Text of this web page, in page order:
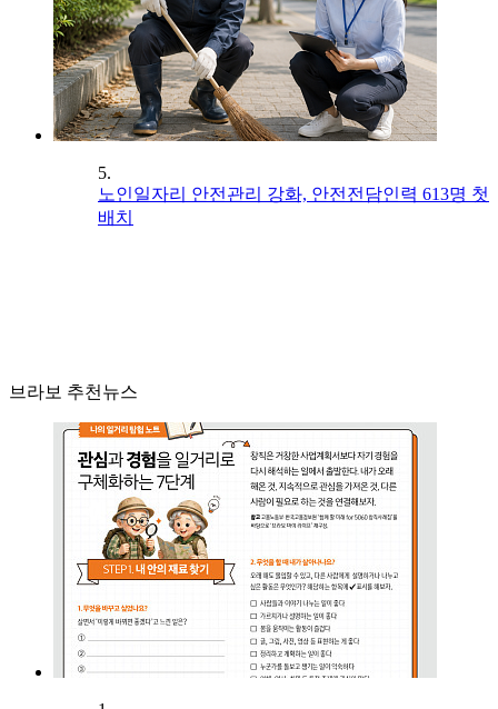
5.
노인일자리 안전관리 강화, 안전전담인력 613명 첫
배치
브라보 추천뉴스